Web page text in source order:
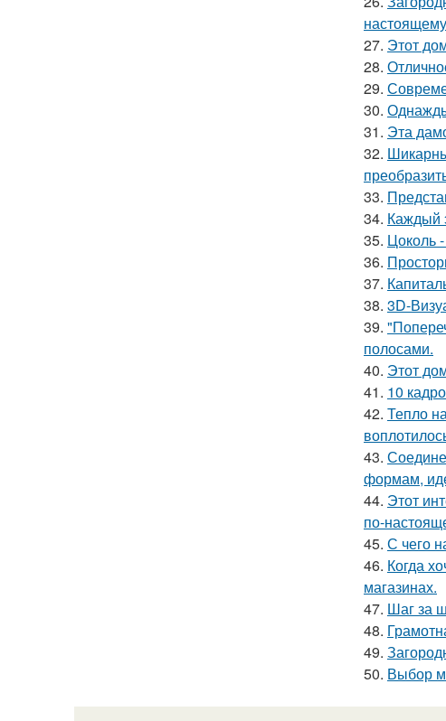
27. Этот
28.
29.
30.
31. Эта
32.
33.
34. Каждый
35. Цоколь
36.
37.
38. 3D-
39.
полосами.
40. Этот
41. 10
42. Тепло
43.
формам,
44. Этот
по-
45. С чего
46. Когда
магазинах.
47. Шаг за
48.
49.
50. Выбор